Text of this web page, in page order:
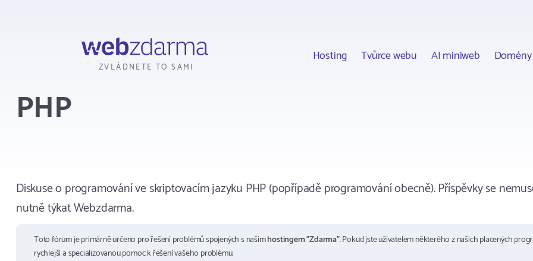
ZVLÁDNETE TO SAMI
Hosting Tvůrce webu AI miniweb Domény
PHP
Diskuse o programování ve skriptovacím jazyku PHP (popřípadě programování obecně). Příspěvky se
nutně týkat Webzdarma.
Toto fórum je primárně určeno pro řešení problémů spojených s našímhostingem "Zdarma". Pokud jste uživatelem některého z našich placených
rychlejší a specializovanou pomoc k řešení vašeho problému.